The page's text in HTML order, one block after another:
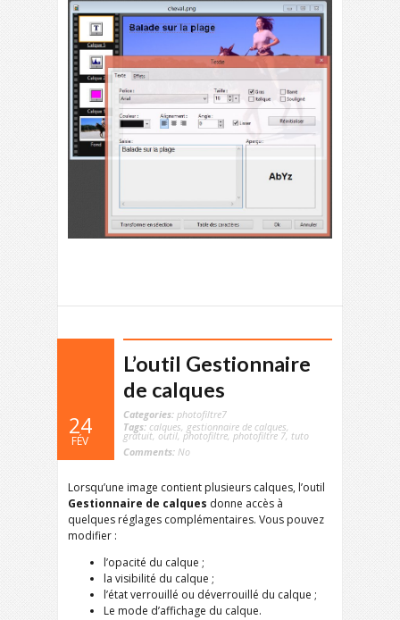
24
FÉV
L’outil Gestionnaire
de calques
Categories: photofiltre7
Tags: calques, gestionnaire de calques,
gratuit, outil,photofiltre, photofiltre 7, tuto
Comments: No
Lorsqu’une image contient plusieurs calques, l’outil
Gestionnaire de calques donne accès à
quelques réglages complémentaires. Vous pouvez
modifier :
l’opacité du calque ;
la visibilité du calque ;
l’état verrouillé ou déverrouillé du calque ;
Le mode d’affichage du calque.